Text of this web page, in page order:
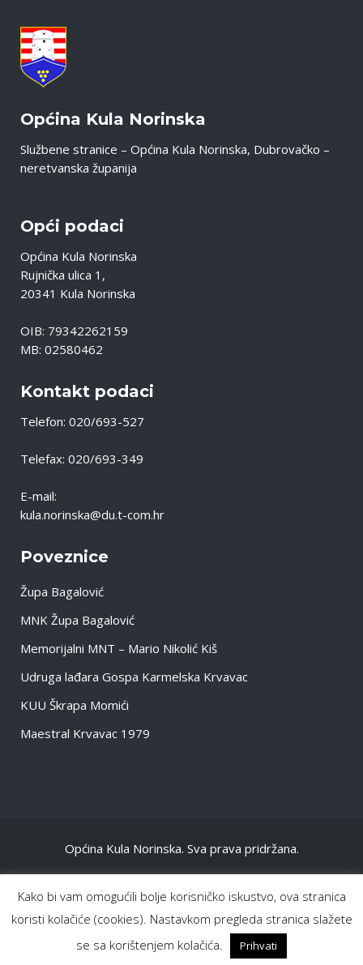
Općina Kula Norinska
Službene stranice – Općina Kula Norinska, Dubrovačko –
neretvanska županija
Opći podaci
Općina Kula Norinska
Rujnička ulica 1,
20341 Kula Norinska
OIB: 79342262159
MB: 02580462
Kontakt podaci
Telefon: 020/693-527
Telefax: 020/693-349
E-mail:
kula.norinska@du.t-com.hr
Poveznice
Župa Bagalović
MNK Župa Bagalović
Memorijalni MNT – Mario Nikolić Kiš
Udruga lađara Gospa Karmelska Krvavac
KUU Škrapa Momići
Maestral Krvavac 1979
Općina Kula Norinska. Sva prava pridržana.
NASLOVNA
OPĆENITO
INFORMACIJE DOKUMENTI
Kako bi vam omogućili bolje korisničko iskustvo, ova stranica
koristi kolačiće (cookies). Nastavkom pregleda stranica slažete
se sa korištenjem kolačića.
Prihvati